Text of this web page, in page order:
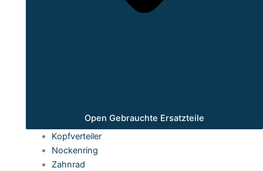
Open Gebrauchte Ersatzteile
Kopfverteiler
Nockenring
Zahnrad